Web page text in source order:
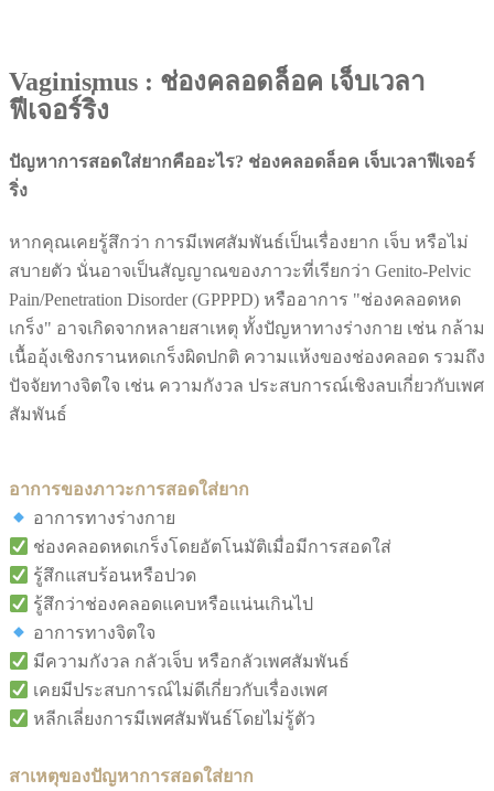
Vaginismus : ช่องคลอดล็อค เจ็บเวลา
ฟีเจอร์ริ่ง
ปัญหาการสอดใส่ยากคืออะไร? ช่องคลอดล็อค เจ็บเวลาฟีเจอร์
ริ่ง
หากคุณเคยรู้สึกว่า การมีเพศสัมพันธ์เป็นเรื่องยาก เจ็บ หรือไม่
สบายตัว นั่นอาจเป็นสัญญาณของภาวะที่เรียกว่า Genito-Pelvic
Pain/Penetration Disorder (GPPPD) หรืออาการ "ช่องคลอดหด
เกร็ง" อาจเกิดจากหลายสาเหตุ ทั้งปัญหาทางร่างกาย เช่น กล้าม
เนื้ออุ้งเชิงกรานหดเกร็งผิดปกติ ความแห้งของช่องคลอด รวมถึง
ปัจจัยทางจิตใจ เช่น ความกังวล ประสบการณ์เชิงลบเกี่ยวกับเพศ
สัมพันธ์
อาการของภาวะการสอดใส่ยาก
อาการทางร่างกาย
ช่องคลอดหดเกร็งโดยอัตโนมัติเมื่อมีการสอดใส่
รู้สึกแสบร้อนหรือปวด
รู้สึกว่าช่องคลอดแคบหรือแน่นเกินไป
อาการทางจิตใจ
มีความกังวล กลัวเจ็บ หรือกลัวเพศสัมพันธ์
เคยมีประสบการณ์ไม่ดีเกี่ยวกับเรื่องเพศ
หลีกเลี่ยงการมีเพศสัมพันธ์โดยไม่รู้ตัว
สาเหตุของปัญหาการสอดใส่ยาก